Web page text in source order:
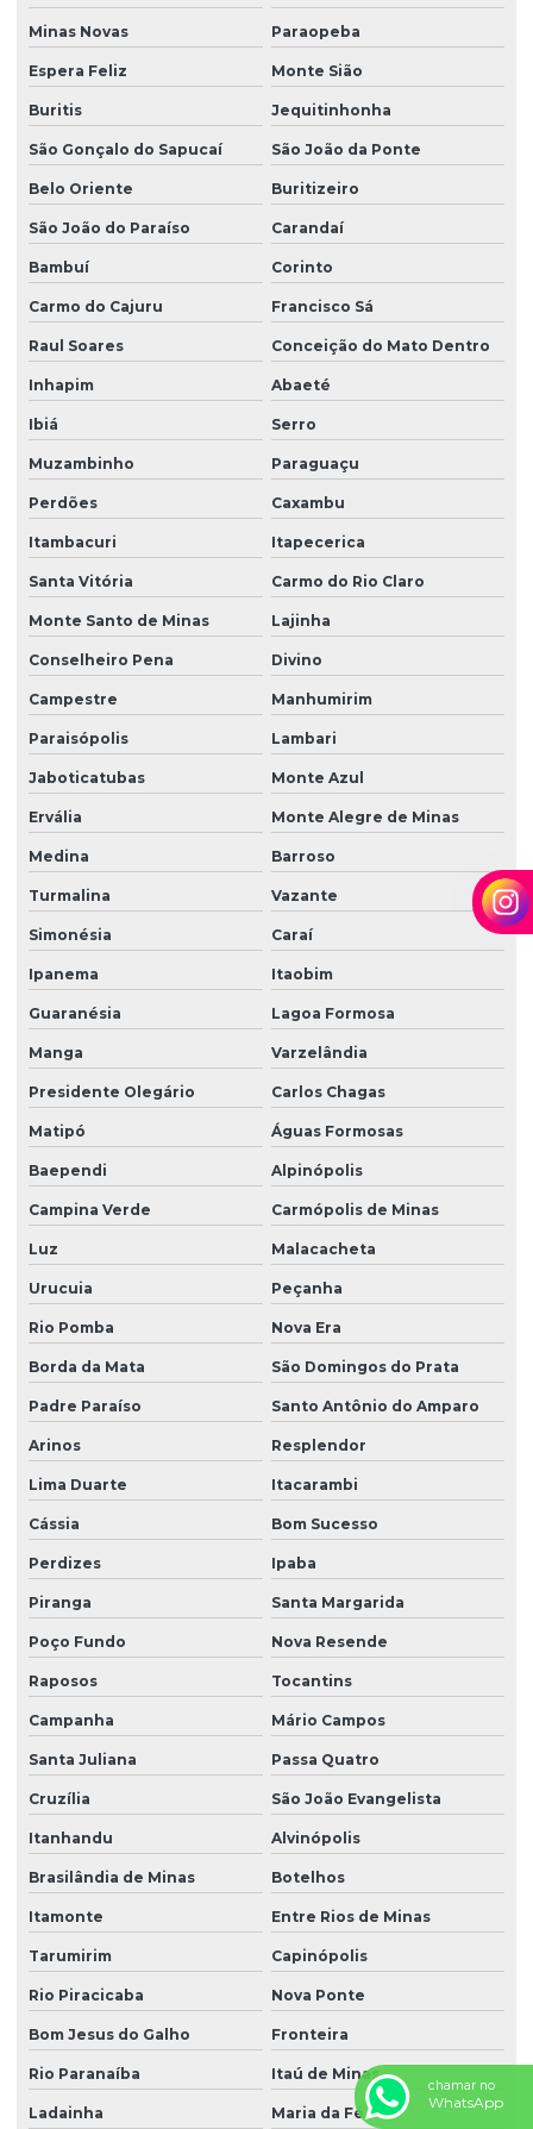
Minas Novas Paraopeba
Espera Feliz Monte Sião
Buritis Jequitinhonha
São Gonçalo do Sapucaí São João da Ponte
Belo Oriente Buritizeiro
São João do Paraíso Carandaí
Bambuí Corinto
Carmo do Cajuru Francisco Sá
Raul Soares Conceição do Mato Dentro
Inhapim Abaeté
Ibiá Serro
Muzambinho Paraguaçu
Perdões Caxambu
Itambacuri Itapecerica
Santa Vitória Carmo do Rio Claro
Monte Santo de Minas Lajinha
Conselheiro Pena Divino
Campestre Manhumirim
Paraisópolis Lambari
Jaboticatubas Monte Azul
Ervália Monte Alegre de Minas
Medina Barroso
Turmalina Vazante
Simonésia Caraí
Ipanema Itaobim
Guaranésia Lagoa Formosa
Manga Varzelândia
Presidente Olegário Carlos Chagas
Matipó Águas Formosas
Baependi Alpinópolis
Campina Verde Carmópolis de Minas
Luz Malacacheta
Urucuia Peçanha
Rio Pomba Nova Era
Borda da Mata São Domingos do Prata
Padre Paraíso Santo Antônio do Amparo
Arinos Resplendor
Lima Duarte Itacarambi
Cássia Bom Sucesso
Perdizes Ipaba
Piranga Santa Margarida
Poço Fundo Nova Resende
Raposos Tocantins
Campanha Mário Campos
Santa Juliana Passa Quatro
Cruzília São João Evangelista
Itanhandu Alvinópolis
Brasilândia de Minas Botelhos
Itamonte Entre Rios de Minas
Tarumirim Capinópolis
Rio Piracicaba Nova Ponte
Bom Jesus do Galho Fronteira
Rio Paranaíba Itaú de Minas
Ladainha Maria da Fé
chamar no
WhatsApp